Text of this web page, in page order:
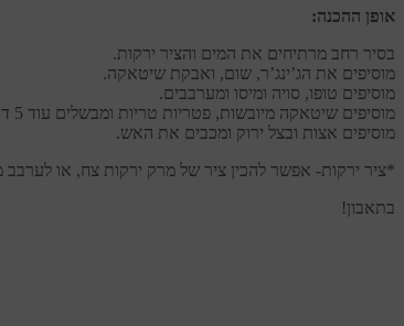
אופן ההכנה:
בסיר רחב מרתיחים את המים והציר ירקות.
מוסיפים את הג’ינג’ר, שום, ואבקת שיטאקה.
מוסיפים טופו, סויה ומיסו ומערבבים.
מוסיפים שיטאקה מיובשות, פטריות טריות ומבשלים עוד 5 דקות.
מוסיפים אצות ובצל ירוק ומכבים את האש.
*ציר ירקות- אפשר להכין ציר של מרק ירקות צח, או לערבב
בתאבון!